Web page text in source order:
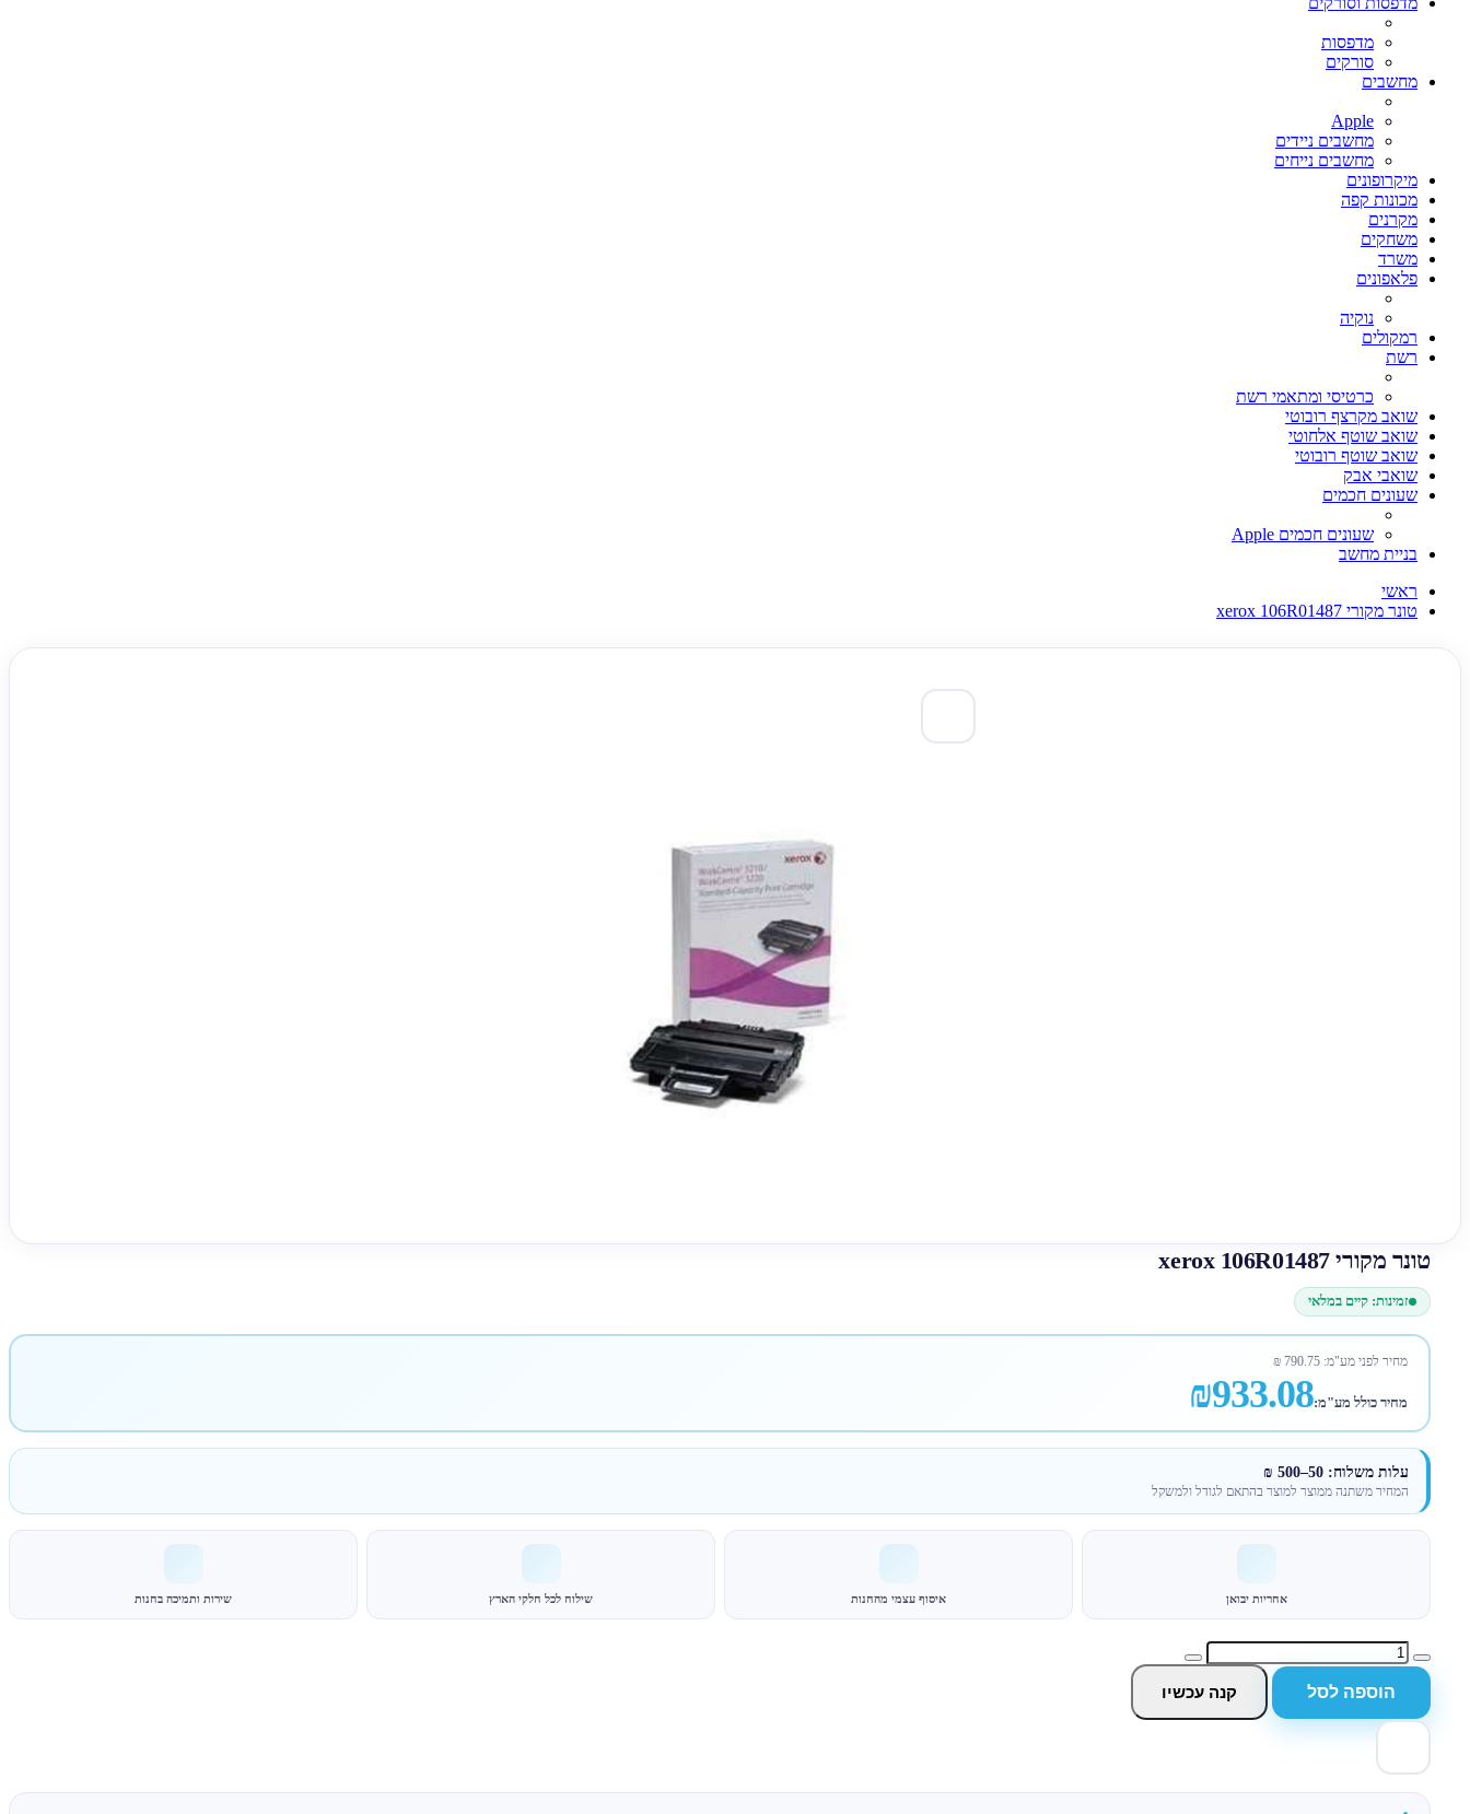
מדפסות
סורקים
מחשבים
Apple
מחשבים ניידים
מחשבים נייחים
מיקרופונים
מכונות קפה
מקרנים
משחקים
משרד
פלאפונים
נוקיה
רמקולים
רשת
כרטיסי ומתאמי רשת
שואב מקרצף רובוטי
שואב שוטף אלחוטי
שואב שוטף רובוטי
שואבי אבק
שעונים חכמים
שעונים חכמים Apple
בניית מחשב
ראשי
טונר מקורי xerox 106R01487
טונר מקורי xerox 106R01487
זמינות: קיים במלאי
מחיר לפני מע"מ:790.75
₪
מחיר כולל מע"מ:₪933.08
עלות משלוח: 50–500 ₪
המחיר משתנה ממוצר למוצר בהתאם לגודל ולמשקל
אחריות יבואן איסוף עצמי מהחנות שילוח לכל חלקי הארץ שירות ותמיכה בחנות
הוספה לסל קנה עכשיו